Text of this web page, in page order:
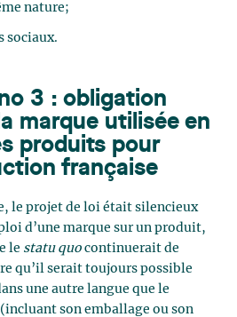
nature;
sociaux.
3 : obligation
marque utilisée en
produits pour
française
le projet de loi était silencieux
d’une marque sur un produit,
le statu quo continuerait de
qu’il serait toujours possible
une autre langue que le
son emballage ou son